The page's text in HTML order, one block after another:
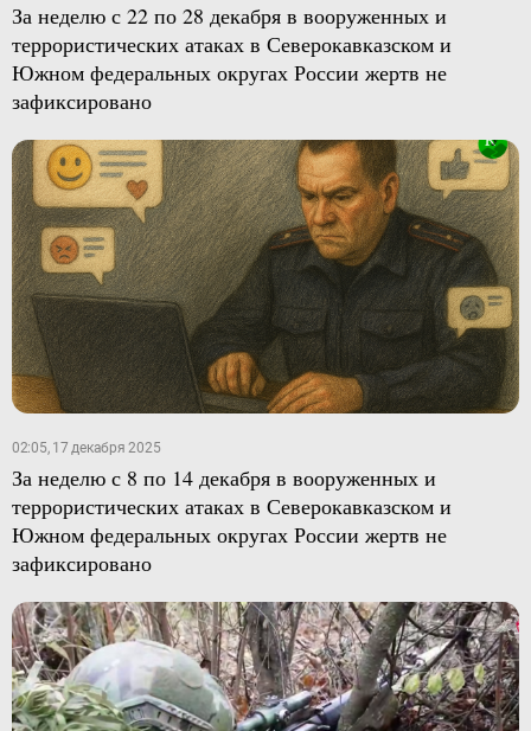
За неделю с 22 по 28 декабря в вооруженных и
террористических атаках в Северокавказском и
Южном федеральных округах России жертв не
зафиксировано
02:05, 17 декабря 2025
За неделю с 8 по 14 декабря в вооруженных и
террористических атаках в Северокавказском и
Южном федеральных округах России жертв не
зафиксировано